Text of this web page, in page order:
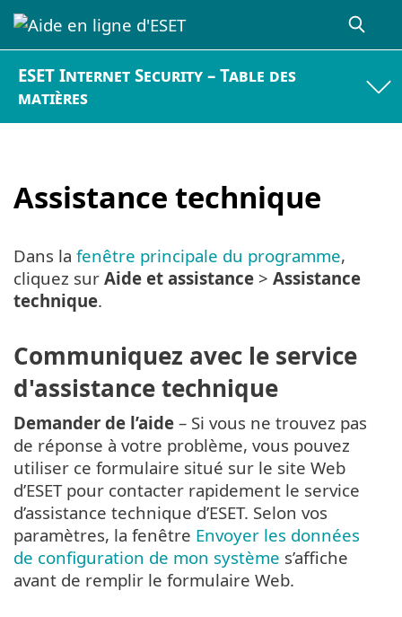
ESET Internet Security – Table des
matières
Assistance technique
Dans la fenêtre principale du programme,
cliquez sur Aide et assistance > Assistance
technique.
Communiquez avec le service
d'assistance technique
Demander de l’aide – Si vous ne trouvez pas
de réponse à votre problème, vous pouvez
utiliser ce formulaire situé sur le site Web
d’ESET pour contacter rapidement le service
d’assistance technique d’ESET. Selon vos
paramètres, la fenêtre Envoyer les données
de configuration de mon système s’affiche
avant de remplir le formulaire Web.